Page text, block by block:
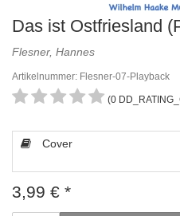
Das ist Ostfriesland
Flesner, Hannes
Artikelnummer: Flesner-07-Playback
(0
Cover
3,99 € *